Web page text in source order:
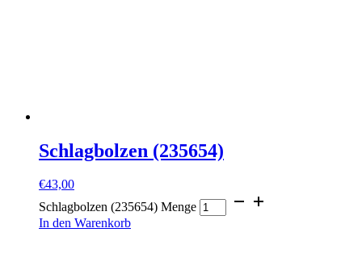
Schlagbolzen (235654)
€43,00
Schlagbolzen (235654) Menge
In den Warenkorb